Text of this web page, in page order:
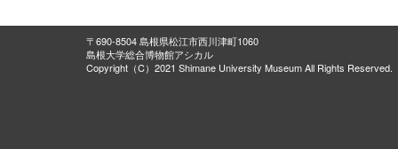
〒690-8504 島根県松江市西川津町1060
島根大学総合博物館アシカル
Copyright（C）2021 Shimane University Museum All Rights Reserved.